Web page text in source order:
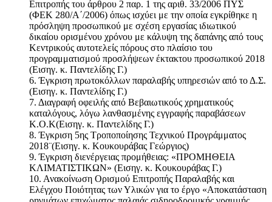
Επιτροπής του άρθρου 2 παρ. 1 της αριθ. 33/2006 ΠΥΣ
(ΦΕΚ 280/Α΄/2006) όπως ισχύει με την οποία εγκρίθηκε η
πρόσληψη προσωπικού με σχέση εργασίας ιδιωτικού
δικαίου ορισμένου χρόνου με κάλυψη της δαπάνης από τους
Κεντρικούς αυτοτελείς πόρους στο πλαίσιο του
προγραμματισμού προσλήψεων έκτακτου προσωπικού 2018
(Εισηγ. κ. Παντελίδης Γ.)
6. Έγκριση πρωτοκόλλων παραλαβής υπηρεσιών από το Δ.Σ.
(Εισηγ. κ. Παντελίδης Γ.)
7. Διαγραφή οφειλής από Βεβαιωτικούς χρηματικούς
καταλόγους, λόγω λανθασμένης εγγραφής παραβάσεων
Κ.Ο.Κ(Εισηγ. κ. Παντελίδης Γ.)
8. Έγκριση 5ης Τροποποίησης Τεχνικού Προγράμματος
2018¨(Εισηγ. κ. Κουκουράβας Γεώργιος)
9. Έγκριση διενέργειας προμήθειας: «ΠΡΟΜΗΘΕΙΑ
ΚΛΙΜΑΤΙΣΤΙΚΩΝ» (Εισηγ. κ. Κουκουράβας Γ.)
10. Ανακοίνωση Ορισμού Επιτροπής Παραλαβής και
Ελέγχου Ποιότητας των Υλικών για το έργο «Αποκατάσταση